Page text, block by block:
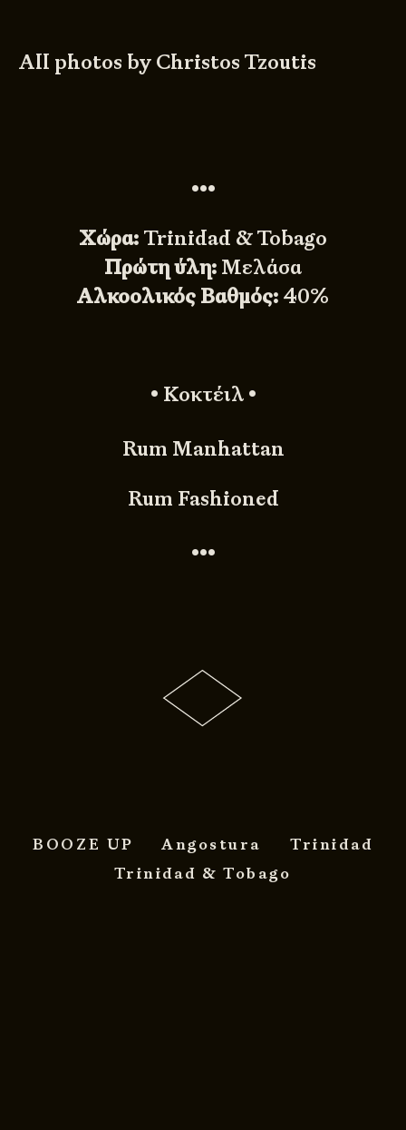
All photos by Christos Tzoutis
•••
Χώρα: Trinidad & Tobago
Πρώτη ύλη: Μελάσα
Αλκοολικός Βαθμός: 40%
• Κοκτέιλ •
Rum Manhattan
Rum Fashioned
•••
BOOZE UP Angostura
Trinidad
Trinidad & Tobago